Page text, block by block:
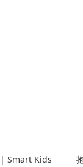
| Smart Kids